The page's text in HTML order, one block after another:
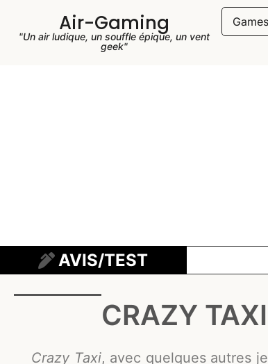
Air-Gaming
"Un air ludique, un souffle épique, un vent
geek"
AVIS/TEST
CRAZY
Crazy Taxi, avec quelques autres